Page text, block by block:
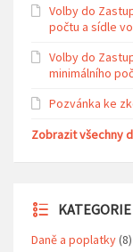
Volby do
počtu a sídle
Volby do
minimálního
Pozvánka ke
Zobrazit všechny
Daně a poplatky(8)